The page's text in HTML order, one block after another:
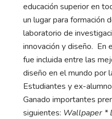
educación superior en
un lugar para formación
laboratorio de
innovación y diseño.
fue incluida entre las
diseño en el mundo por
Estudiantes y ex-
Ganado importantes
siguientes: Wallpaper *